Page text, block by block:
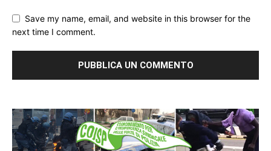
Save my name, email, and website in this browser for the
next time I comment.